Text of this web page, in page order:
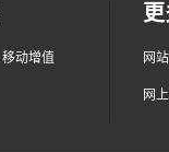
移动增值 网
网